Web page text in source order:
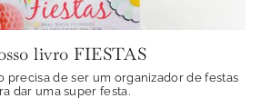
livro FIESTAS
precisa de ser um organizador de festas
dar uma super festa.